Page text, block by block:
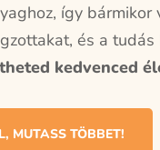
így bármikor
és a
kedvenced
MUTASS TÖBBET!